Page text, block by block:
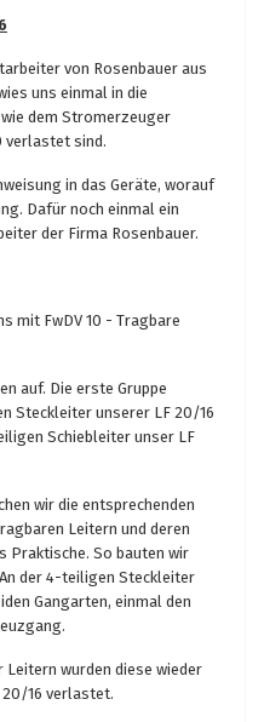
von Rosenbauer aus
uns einmal in die
dem Stromerzeuger
verlastet sind.
in das Geräte, worauf
Dafür noch einmal ein
der Firma Rosenbauer.
mit FwDV 10 - Tragbare
auf. Die erste Gruppe
Steckleiter unserer LF 20/16
Schiebleiter unser LF
wir die entsprechenden
Leitern und deren
Praktische. So bauten wir
der 4-teiligen Steckleiter
Gangarten, einmal den
wurden diese wieder
20/16 verlastet.